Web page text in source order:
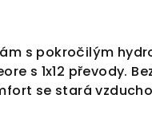
s pokročilým
s 1x12 převody.
se stará